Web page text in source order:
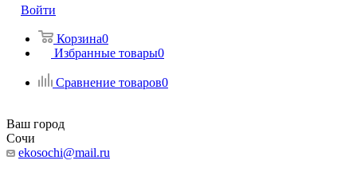
Войти
Корзина0
Избранные товары0
Сравнение товаров0
Ваш город
Сочи
ekosochi@mail.ru